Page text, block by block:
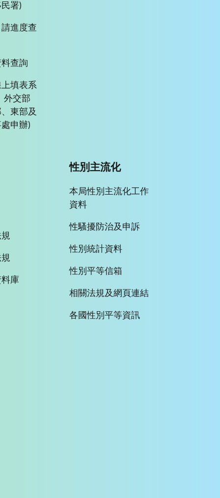
署)
進度查
查詢
填表系
外交部
東部及
申辦)
庫
性別主流化
本局性別主流化工作
資料
性騷擾防治及申訴
性別統計資料
性別平等信箱
相關法規及網頁連結
各國性別平等資訊